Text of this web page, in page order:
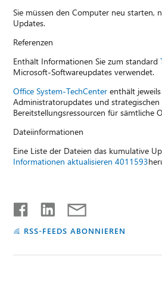
Sie müssen den Computer neu starten,
Updates.
Referenzen
Enthält Informationen Sie zum standard
Microsoft-Softwareupdates verwendet.
Office System-TechCenter enthält
Administratorupdates und strategischen
Bereitstellungsressourcen für sämtliche
Dateiinformationen
Eine Liste der Dateien das kumulative
Informationen aktualisieren 4011593
RSS-FEEDS ABONNIEREN